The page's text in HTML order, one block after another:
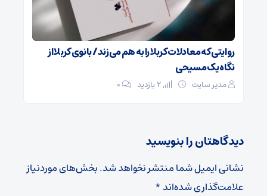
روایتی که معادلات کربلا را به هم می‌زند/ بانوی کربلا از
نگاه یک مسیحی
مدیر سایت ۰
دیدگاهتان را بنویسید
نشانی ایمیل شما منتشر نخواهد شد.بخش‌های موردنیاز
علامت‌گذاری شده‌اند*